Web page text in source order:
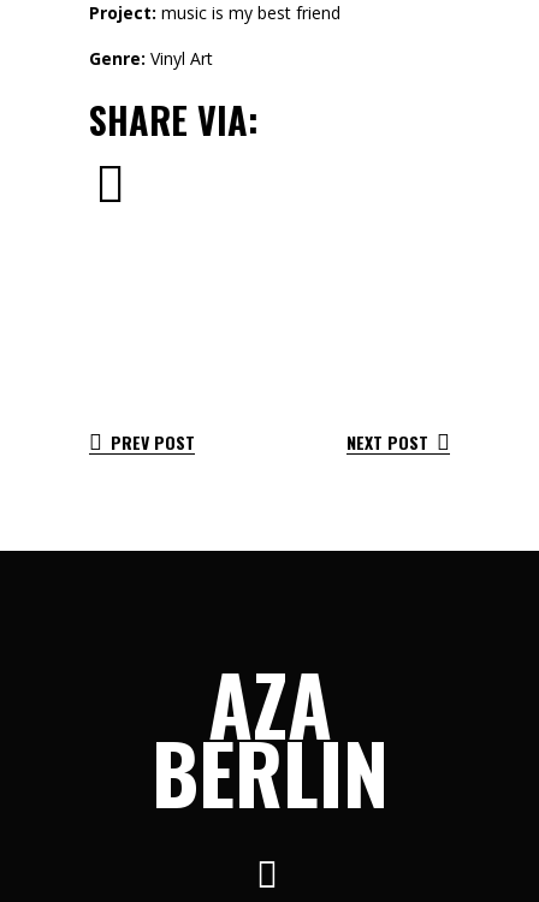
Project: music is my best friend
Genre: Vinyl Art
SHARE VIA:
PREV POST NEXT POST
AZA
BERLIN